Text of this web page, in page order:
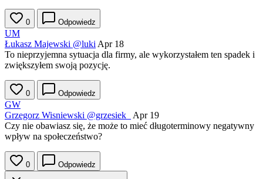
0 Odpowiedz
UM
Łukasz Majewski @luki Apr 18
To nieprzyjemna sytuacja dla firmy, ale wykorzystałem ten spadek i
zwiększyłem swoją pozycję.
0 Odpowiedz
GW
Grzegorz Wisniewski @grzesiek_
Apr 19
Czy nie obawiasz się, że może to mieć długoterminowy negatywny
wpływ na społeczeństwo?
0 Odpowiedz